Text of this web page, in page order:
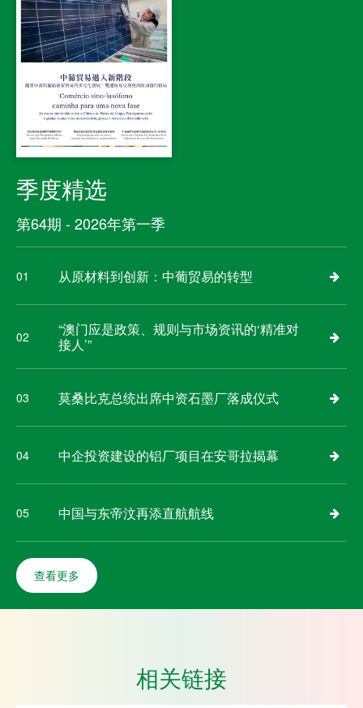
季度精选
第64期 - 2026年第一季
01 从原材料到创新：中葡贸易的转型
02
“澳门应是政策、规则与市场资讯的‘精准对
接人’”
03 莫桑比克总统出席中资石墨厂落成仪式
04 中企投资建设的铝厂项目在安哥拉揭幕
05 中国与东帝汶再添直航航线
查看更多
相关链接